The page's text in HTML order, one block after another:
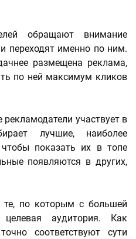
обращают внимание
переходят именно по ним.
размещена реклама,
по ней максимум кликов
рекламодатели участвует в
лучшие, наиболее
показать их в топе
появляются в других,
по которым с большей
целевая аудитория. Как
соответствуют сути